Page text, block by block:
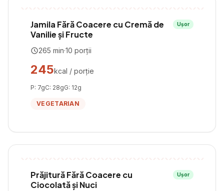
Jamila Fără Coacere cu Cremă de
Vanilie și Fructe
Ușor
265 min·10 porții
245kcal / porție
P: 7gC: 28gG: 12g
VEGETARIAN
Prăjitură Fără Coacere cu
Ciocolată și Nuci
Ușor